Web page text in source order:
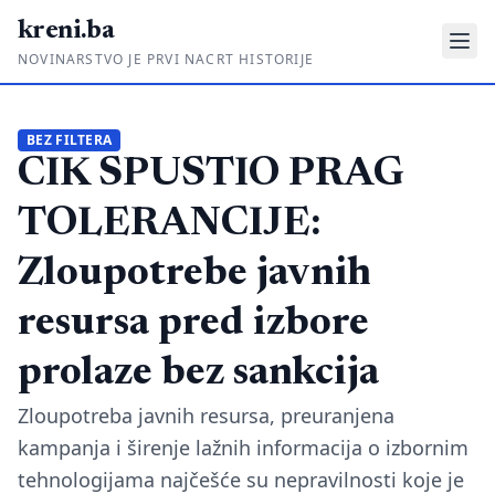
kreni.ba
NOVINARSTVO JE PRVI NACRT HISTORIJE
Priče sa ruba
Ponos i glas
Daljinski u ruke
Romski put
O nama
Impressum
Kontakt
BEZ FILTERA
CIK SPUSTIO PRAG
TOLERANCIJE:
Zloupotrebe javnih
resursa pred izbore
prolaze bez sankcija
Zloupotreba javnih resursa, preuranjena
kampanja i širenje lažnih informacija o izbornim
tehnologijama najčešće su nepravilnosti koje je